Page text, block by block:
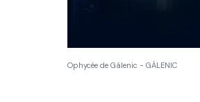
Ophycée de Gálenic - GÁLENIC